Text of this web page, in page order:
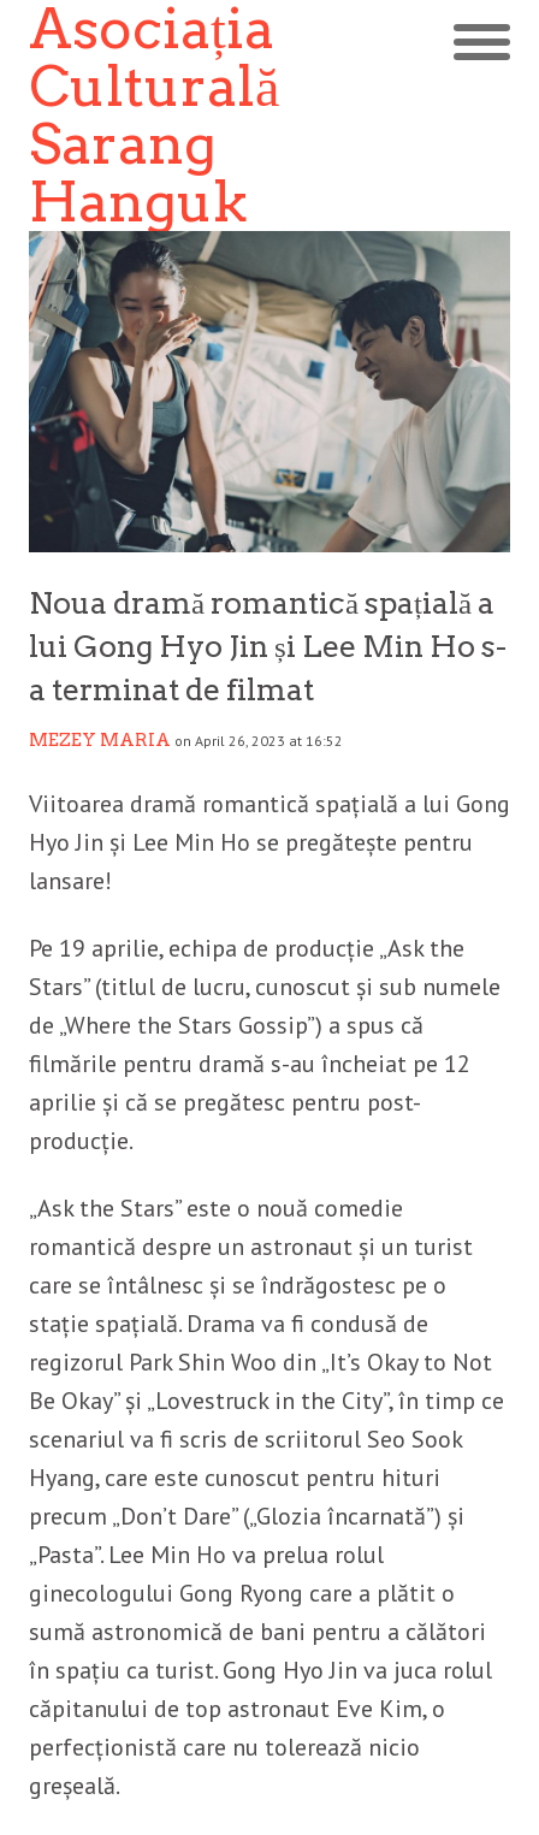
Asociația
Culturală
Sarang
Hanguk
Noua dramă romantică spațială a
lui Gong Hyo Jin și Lee Min Ho s-
a terminat de filmat
MEZEY MARIA on April 26, 2023 at 16:52
Viitoarea dramă romantică spațială a lui Gong
Hyo Jin și Lee Min Ho se pregătește pentru
lansare!
Pe 19 aprilie, echipa de producție „Ask the
Stars” (titlul de lucru, cunoscut și sub numele
de „Where the Stars Gossip”) a spus că
filmările pentru dramă s-au încheiat pe 12
aprilie și că se pregătesc pentru post-
producție.
„Ask the Stars” este o nouă comedie
romantică despre un astronaut și un turist
care se întâlnesc și se îndrăgostesc pe o
stație spațială. Drama va fi condusă de
regizorul Park Shin Woo din „It’s Okay to Not
Be Okay” și „Lovestruck in the City”, în timp ce
scenariul va fi scris de scriitorul Seo Sook
Hyang, care este cunoscut pentru hituri
precum „Don’t Dare” („Glozia încarnată”) și
„Pasta”. Lee Min Ho va prelua rolul
ginecologului Gong Ryong care a plătit o
sumă astronomică de bani pentru a călători
în spațiu ca turist. Gong Hyo Jin va juca rolul
căpitanului de top astronaut Eve Kim, o
perfecționistă care nu tolerează nicio
greșeală.